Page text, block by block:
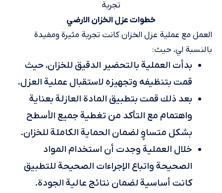
تجربة
خطوات عزل الخزان الارضي
العمل مع عملية عزل الخزان كانت تجربة مثيرة ومفيدة
بالنسبة لي، حيث:
بدأت العملية بالتحضير الدقيق للخزان، حيث
قمت بتنظيفه وتجهيزه لاستقبال عملية العزل.
بعد ذلك قمت بتطبيق المادة العازلة بعناية
واهتمام مع التأكد من تغطية جميع الأسطح
بشكل متساوٍ لضمان الحماية الكاملة للخزان.
خلال العملية وجدت أن استخدام المواد
الصحيحة واتباع الإجراءات الصحيحة للتطبيق
كانت أساسية لضمان نتائج عالية الجودة.